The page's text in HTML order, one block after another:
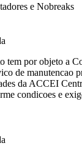
e Nobreaks
tem por objeto a
de manutencao
da ACCEI
condicoes e